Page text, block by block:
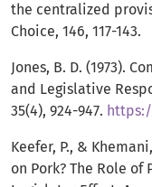
the centralized
Choice, 146, 117-143.
Jones, B. D. (1973).
and Legislative
35(4), 924-947.
Keefer, P., &
on Pork? The Role